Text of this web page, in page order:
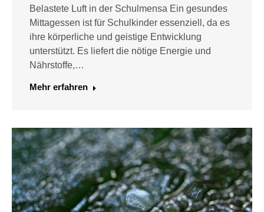
Belastete Luft in der Schulmensa Ein gesundes
Mittagessen ist für Schulkinder essenziell, da es
ihre körperliche und geistige Entwicklung
unterstützt. Es liefert die nötige Energie und
Nährstoffe,…
Mehr erfahren